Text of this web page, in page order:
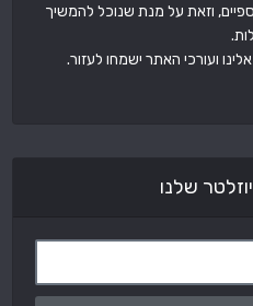
וזאת על מנת שנוכל להמשיך
ועורכי האתר ישמחו לעזור.
שלנו